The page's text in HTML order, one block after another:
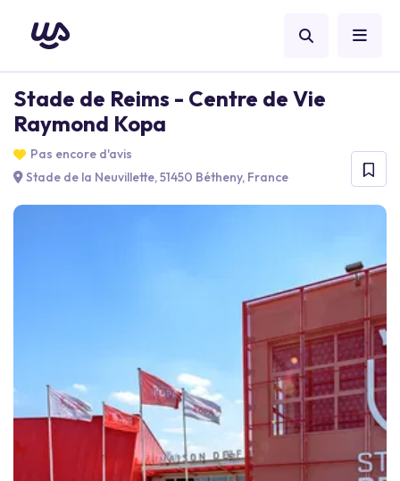
Stade de Reims - Centre de Vie
Raymond Kopa
Pas encore d'avis
Stade de la Neuvillette, 51450 Bétheny, France